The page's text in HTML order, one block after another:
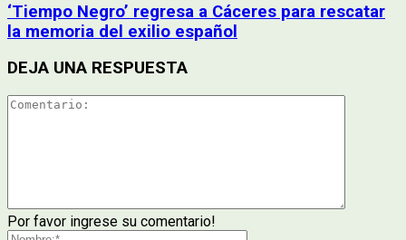
‘Tiempo Negro’ regresa a Cáceres para rescatar
la memoria del exilio español
DEJA UNA RESPUESTA
Por favor ingrese su comentario!